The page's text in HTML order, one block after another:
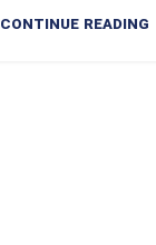
CONTINUE READING